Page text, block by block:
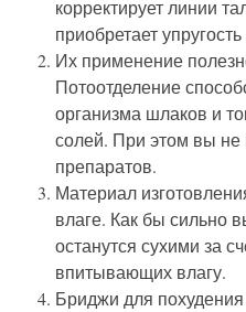
корректируетлинии
приобретаетупругость
Их применение
Потоотделение
организма шлаков и
солей. При этом вы не
препаратов.
Материал
влаге. Как бы сильно
останутся сухими за
впитывающих влагу.
Бриджи для похудения